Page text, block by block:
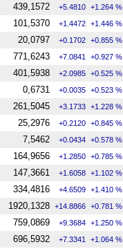
439,1572 +5.4810 +1.264 %
101,5370 +1.4472 +1.446 %
20,0797 +0.1702 +0.855 %
771,6243 +7.0841 +0.927 %
401,5938 +2.0985 +0.525 %
0,6731 +0.0035 +0.523 %
261,5045 +3.1733 +1.228 %
25,2976 +0.2120 +0.845 %
7,5462 +0.0434 +0.578 %
164,9656 +1.2850 +0.785 %
147,3661 +1.6058 +1.102 %
334,4816 +4.6509 +1.410 %
1920,1328 +14.8866 +0.781 %
759,0869 +9.3684 +1.250 %
696,5932 +7.3341 +1.064 %